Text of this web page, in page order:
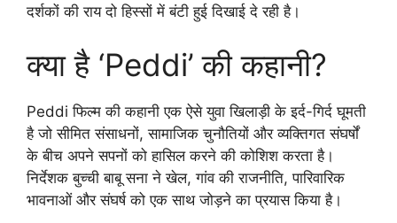
दर्शकों की राय दो हिस्सों में बंटी हुई दिखाई दे रही है।
क्या है ‘Peddi’ की कहानी?
Peddi फिल्म की कहानी एक ऐसे युवा खिलाड़ी के इर्द-गिर्द घूमती
है जो सीमित संसाधनों, सामाजिक चुनौतियों और व्यक्तिगत संघर्षों
के बीच अपने सपनों को हासिल करने की कोशिश करता है।
निर्देशक बुच्ची बाबू सना ने खेल, गांव की राजनीति, पारिवारिक
भावनाओं और संघर्ष को एक साथ जोड़ने का प्रयास किया है।